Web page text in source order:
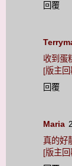
回覆
收到蛋
[版主
回覆
Maria
真的好
[版主